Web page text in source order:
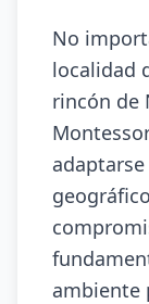
No
localidad
rincón de
ambiente